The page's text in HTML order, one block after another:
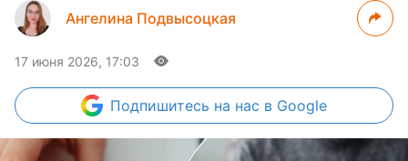
Ангелина Подвысоцкая
17 июня 2026, 17:03
Подпишитесь на нас в Google